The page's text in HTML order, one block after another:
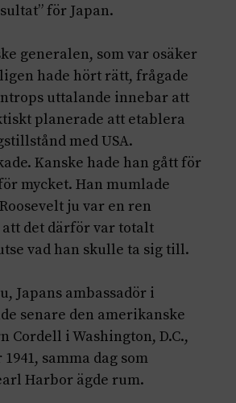
för Japan.
generalen, som var osäker
hade hört rätt, frågade
uttalande innebar att
planerade att etablera
med USA.
Kanske hade han gått för
mycket. Han mumlade
ju var en ren
att det därför var totalt
vad han skulle ta sig till.